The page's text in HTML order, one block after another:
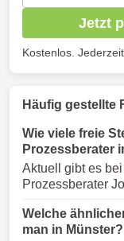
Jetzt
Kostenlos.
Häufig gestellte
Wie viele freie
Prozessberater
Aktuell gibt es bei
Prozessberater
Welche
man in Münster?